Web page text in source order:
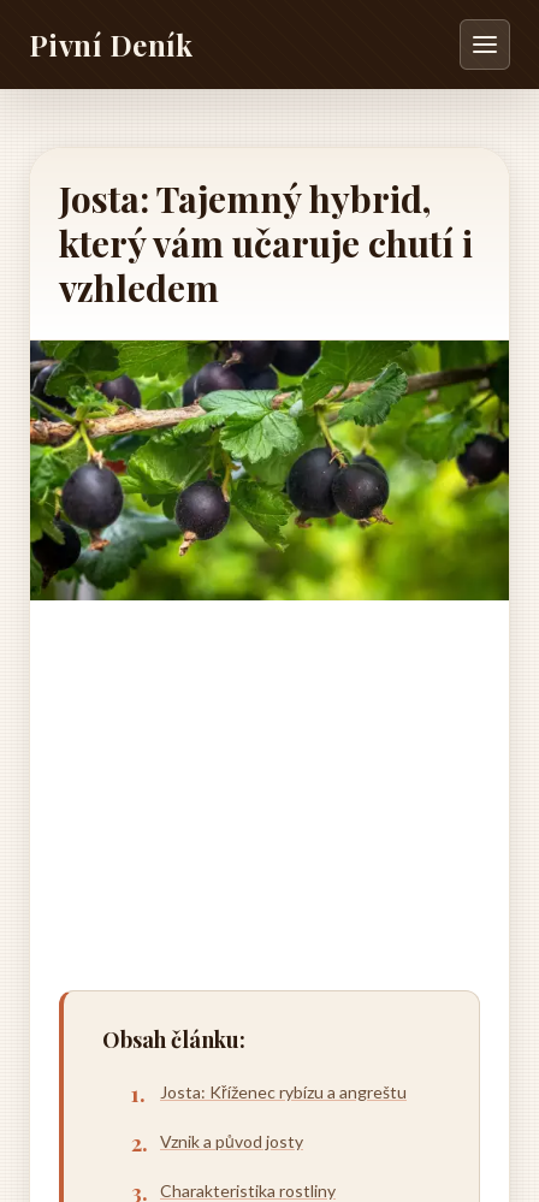
Pivní Deník
Josta: Tajemný hybrid,
který vám učaruje chutí i
vzhledem
Obsah článku:
Josta: Kříženec rybízu a angreštu
Vznik a původ josty
Charakteristika rostliny